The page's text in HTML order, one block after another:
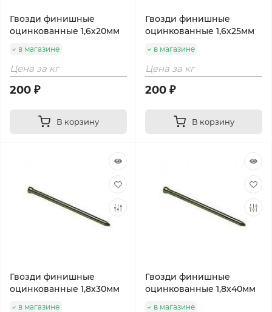
Гвозди финишные
оцинкованные 1,6х20мм
в магазине
Цена за кг
200 ₽
В корзину
Гвозди финишные
оцинкованные 1,6х25мм
в магазине
Цена за кг
200 ₽
В корзину
Гвозди финишные
оцинкованные 1,8х30мм
в магазине
Гвозди финишные
оцинкованные 1,8х40мм
в магазине